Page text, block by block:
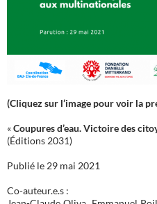
(Cliquez sur l’image pour voir la
«Coupures d’eau. Victoire des
(Éditions 2031)
Publié le 29 mai 2021
Co-auteur.e.s :